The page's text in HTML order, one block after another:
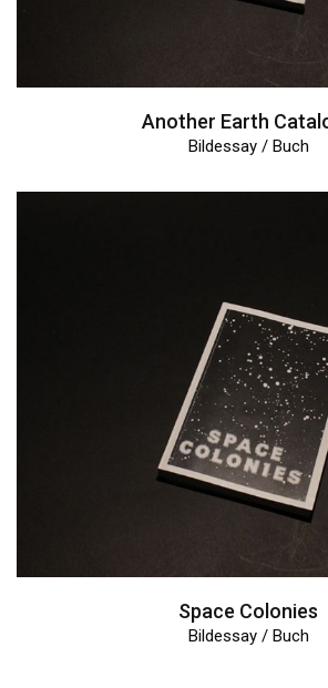
Another Earth
Bildessay / Buch
Space Colonies
Bildessay / Buch